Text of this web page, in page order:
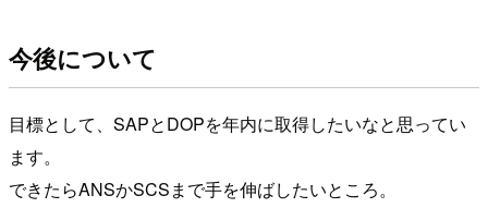
今後について
目標として、SAPとDOPを年内に取得したいなと思ってい
ます。
できたらANSかSCSまで手を伸ばしたいところ。